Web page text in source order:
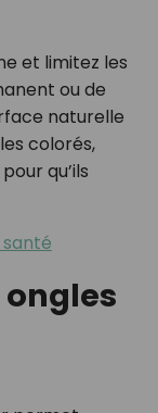
et limitez les
ou de
naturelle
colorés,
qu’ils
ongles